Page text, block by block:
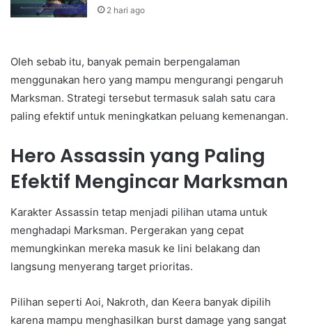
2 hari ago
Oleh sebab itu, banyak pemain berpengalaman
menggunakan hero yang mampu mengurangi pengaruh
Marksman. Strategi tersebut termasuk salah satu cara
paling efektif untuk meningkatkan peluang kemenangan.
Hero Assassin yang Paling
Efektif Mengincar Marksman
Karakter Assassin tetap menjadi pilihan utama untuk
menghadapi Marksman. Pergerakan yang cepat
memungkinkan mereka masuk ke lini belakang dan
langsung menyerang target prioritas.
Pilihan seperti Aoi, Nakroth, dan Keera banyak dipilih
karena mampu menghasilkan burst damage yang sangat